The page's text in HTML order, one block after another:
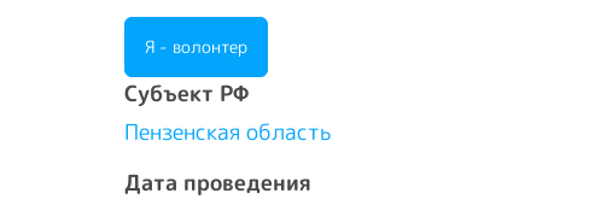
Я - волонтер
Cубъект РФ
Пензенская область
Дата проведения